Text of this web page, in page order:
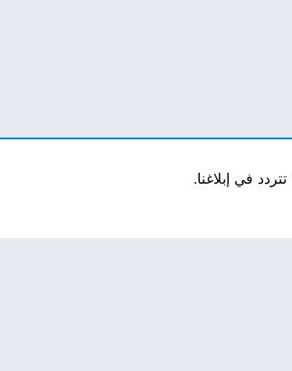
في إبلاغنا.